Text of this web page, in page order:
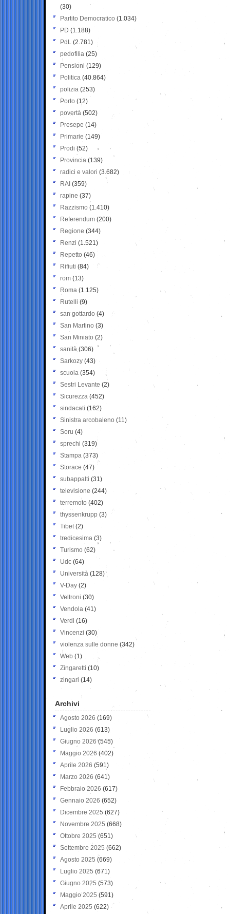
(30)
Partito Democratico (1.034)
PD (1.188)
PdL (2.781)
pedofilia (25)
Pensioni (129)
Politica (40.864)
polizia (253)
Porto (12)
povertà (502)
Presepe (14)
Primarie (149)
Prodi (52)
Provincia (139)
radici e valori (3.682)
RAI (359)
rapine (37)
Razzismo (1.410)
Referendum (200)
Regione (344)
Renzi (1.521)
Repetto (46)
Rifiuti (84)
rom (13)
Roma (1.125)
Rutelli (9)
san gottardo (4)
San Martino (3)
San Miniato (2)
sanità (306)
Sarkozy (43)
scuola (354)
Sestri Levante (2)
Sicurezza (452)
sindacati (162)
Sinistra arcobaleno (11)
Soru (4)
sprechi (319)
Stampa (373)
Storace (47)
subappalti (31)
televisione(244)
terremoto (402)
thyssenkrupp (3)
Tibet(2)
tredicesima (3)
Turismo (62)
Udc (64)
Università (128)
V-Day (2)
Veltroni (30)
Vendola (41)
Verdi (16)
Vincenzi (30)
violenza sulle donne (342)
Web (1)
Zingaretti (10)
zingari (14)
Archivi
Agosto 2026 (169)
Luglio 2026 (613)
Giugno 2026 (545)
Maggio 2026 (402)
Aprile 2026 (591)
Marzo 2026 (641)
Febbraio 2026 (617)
Gennaio 2026 (652)
Dicembre 2025 (627)
Novembre 2025 (668)
Ottobre 2025 (651)
Settembre 2025 (662)
Agosto 2025 (669)
Luglio 2025 (671)
Giugno 2025 (573)
Maggio 2025 (591)
Aprile 2025 (622)